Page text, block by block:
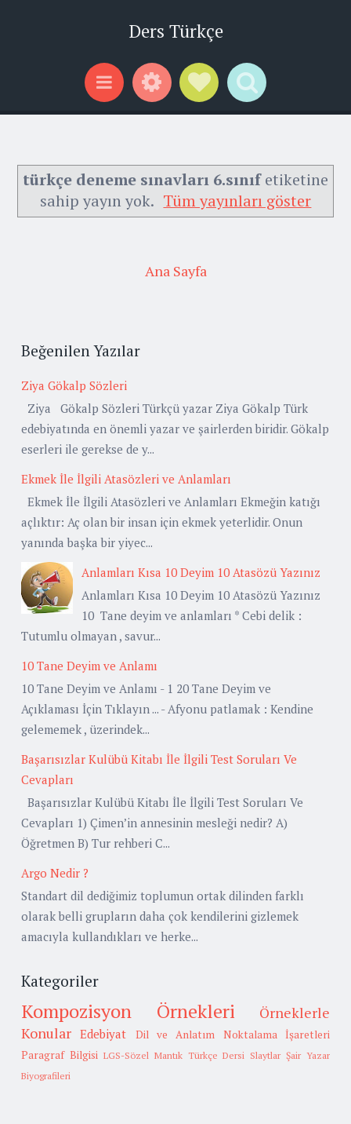
Ders Türkçe
Menu WidgetsSocial Links
Search
türkçe deneme sınavları 6.sınıfetiketine
sahip yayın yok. Tüm yayınları göster
Ana Sayfa
Beğenilen Yazılar
Ziya Gökalp Sözleri
Ziya Gökalp Sözleri Türkçü yazar Ziya Gökalp Türk
edebiyatında en önemli yazar ve şairlerden biridir. Gökalp
eserleri ile gerekse de y...
Ekmek İle İlgili Atasözleri ve Anlamları
Ekmek İle İlgili Atasözleri ve Anlamları Ekmeğin katığı
açlıktır: Aç olan bir insan için ekmek yeterlidir. Onun
yanında başka bir yiyec...
Anlamları Kısa 10 Deyim 10 Atasözü Yazınız
Anlamları Kısa 10 Deyim 10 Atasözü Yazınız
10 Tane deyim ve anlamları * Cebi delik :
Tutumlu olmayan , savur...
10 Tane Deyim ve Anlamı
10 Tane Deyim ve Anlamı - 1 20 Tane Deyim ve
Açıklaması İçin Tıklayın ... - Afyonu patlamak : Kendine
gelememek , üzerindek...
Başarısızlar Kulübü Kitabı İle İlgili Test Soruları Ve
Cevapları
Başarısızlar Kulübü Kitabı İle İlgili Test Soruları Ve
Cevapları 1) Çimen’in annesinin mesleği nedir? A)
Öğretmen B) Tur rehberi C...
Argo Nedir ?
Standart dil dediğimiz toplumun ortak dilinden farklı
olarak belli grupların daha çok kendilerini gizlemek
amacıyla kullandıkları ve herke...
Kategoriler
Kompozisyon Örnekleri
Örneklerle
Konular Edebiyat Dil ve Anlatım
Noktalama İşaretleri
Paragraf Bilgisi LGS-Sözel Mantık Türkçe Dersi Slaytlar Şair Yazar
Biyografileri